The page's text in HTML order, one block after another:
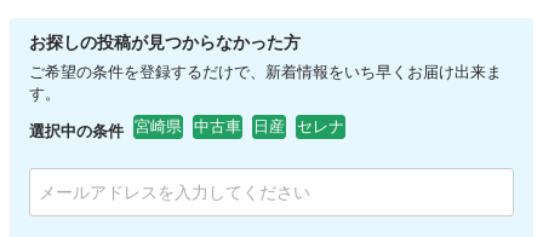
お探しの投稿が見つからなかった方
ご希望の条件を登録するだけで、新着情報をいち早くお届け出来ま
す。
選択中の条件 宮崎県 中古車 日産 セレナ